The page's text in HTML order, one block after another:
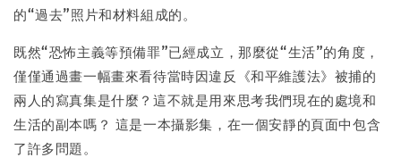
的“過去”照片和材料組成的。
既然“恐怖主義等預備罪”已經成立，那麼從“生活”的角度，
僅僅通過畫一幅畫來看待當時因違反《和平維護法》被捕的
兩人的寫真集是什麼？這不就是用來思考我們現在的處境和
生活的副本嗎？ 這是一本攝影集，在一個安靜的頁面中包含
了許多問題。